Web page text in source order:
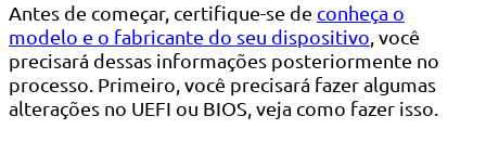
Antes de começar, certifique-se de conheça o
modelo e o fabricante do seu dispositivo, você
precisará dessas informações posteriormente no
processo. Primeiro, você precisará fazer algumas
alterações no UEFI ou BIOS, veja como fazer isso.